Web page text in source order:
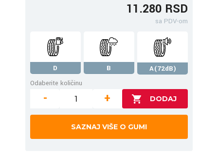
11.280 RSD
sa PDV-om
D B
A(72dB)
Odaberite količinu
- +
SAZNAJ VIŠE O GUMI